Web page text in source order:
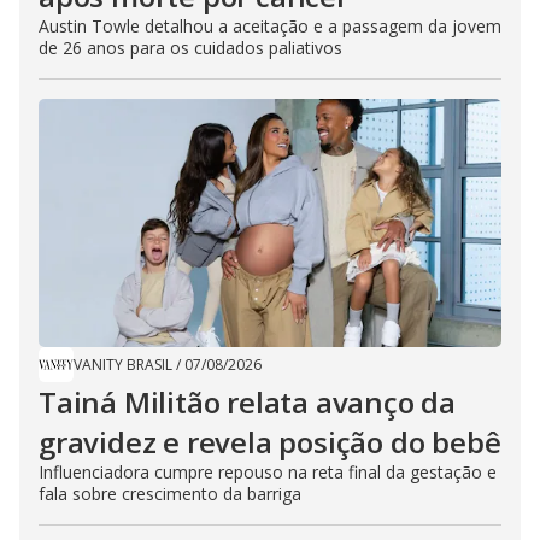
Austin Towle detalhou a aceitação e a passagem da jovem
de 26 anos para os cuidados paliativos
VANITY BRASIL/ 07/08/2026
Tainá Militão relata avanço da
gravidez e revela posição do bebê
Influenciadora cumpre repouso na reta final da gestação e
fala sobre crescimento da barriga